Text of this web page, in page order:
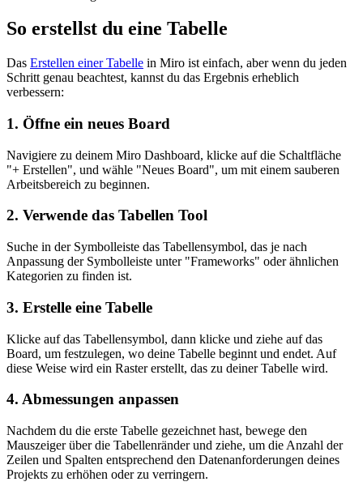
So erstellst du eine Tabelle
Das Erstellen einer Tabelle in Miro ist einfach, aber wenn du jeden
Schritt genau beachtest, kannst du das Ergebnis erheblich
verbessern:
1. Öffne ein neues Board
Navigiere zu deinem Miro Dashboard, klicke auf die Schaltfläche
"+ Erstellen", und wähle "Neues Board", um mit einem sauberen
Arbeitsbereich zu beginnen.
2. Verwende das Tabellen Tool
Suche in der Symbolleiste das Tabellensymbol, das je nach
Anpassung der Symbolleiste unter "Frameworks" oder ähnlichen
Kategorien zu finden ist.
3. Erstelle eine Tabelle
Klicke auf das Tabellensymbol, dann klicke und ziehe auf das
Board, um festzulegen, wo deine Tabelle beginnt und endet. Auf
diese Weise wird ein Raster erstellt, das zu deiner Tabelle wird.
4. Abmessungen anpassen
Nachdem du die erste Tabelle gezeichnet hast, bewege den
Mauszeiger über die Tabellenränder und ziehe, um die Anzahl der
Zeilen und Spalten entsprechend den Datenanforderungen deines
Projekts zu erhöhen oder zu verringern.